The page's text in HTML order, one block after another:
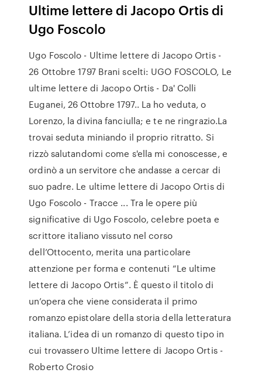
Ultime lettere di Jacopo Ortis di
Ugo Foscolo
Ugo Foscolo - Ultime lettere di Jacopo Ortis -
26 Ottobre 1797 Brani scelti: UGO FOSCOLO, Le
ultime lettere di Jacopo Ortis - Da' Colli
Euganei, 26 Ottobre 1797.. La ho veduta, o
Lorenzo, la divina fanciulla; e te ne ringrazio.La
trovai seduta miniando il proprio ritratto. Si
rizzò salutandomi come s'ella mi conoscesse, e
ordinò a un servitore che andasse a cercar di
suo padre. Le ultime lettere di Jacopo Ortis di
Ugo Foscolo - Tracce ... Tra le opere più
significative di Ugo Foscolo, celebre poeta e
scrittore italiano vissuto nel corso
dell’Ottocento, merita una particolare
attenzione per forma e contenuti “Le ultime
lettere di Jacopo Ortis”. È questo il titolo di
un’opera che viene considerata il primo
romanzo epistolare della storia della letteratura
italiana. L’idea di un romanzo di questo tipo in
cui trovassero Ultime lettere di Jacopo Ortis -
Roberto Crosio